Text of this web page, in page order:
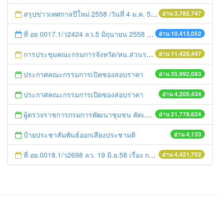
อ่าน 3,785,747
สรุปข่าวเทศกาลปีใหม่ 2558 /วันที่ 4 ม.ค. 58
อ่าน 10,413,052
ที่ อย 0017.1/ว2424 ลว.5 มิถุนายน 2558 เรื่อง แจ้งกำหนดตรวจประเมินและให้คะแนนหน่วยงานที่สมัครเข้าร่วมโครงการพัฒนาหน่วยงานต้นแบบในการจัดตั้งศูนย์ข้อมูลข่าวสารของราชการฯ ประจำปีงบประมาณ พ.ศ. 2558
อ่าน 11,428,447
การประชุมคณะกรมการจังหวัด/หน.ส่วนราชการประจำเดือน มิถุนายน 2558
อ่าน 25,992,083
ประกาศคณะกรรมการเปิดซองสอบราคา
อ่าน 4,205,434
ประกาศคณะกรรมการเปิดซองสอบราคา
อ่าน 21,778,624
ผู้ตรวจราชการกรมการพัฒนาชุมชน คัดเลือกข้าราชการและลูกจ้างดีเด่น และหน่วยงานพัฒนาชุมชนใสสะอาด ประจำปี ๒๕๕๔
อ่าน 4,133
ป้ายประชาสัมพันธ์ออกเสียงประชามติ
อ่าน 4,421,702
ที่ อย.0018.1/ว2698 ลว. 19 มิ.ย.58 เรื่อง การแก้ไขปัญหาหนี้สินให้แก่เกษตรกร